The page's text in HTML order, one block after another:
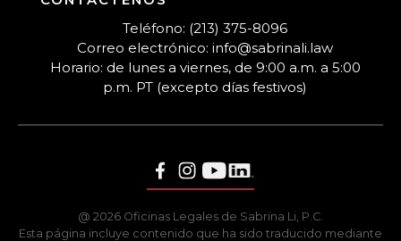
Teléfono: (213) 375-8096
Correo electrónico: info@sabrinali.law
Horario: de lunes a viernes, de 9:00 a.m. a 5:00
p.m. PT (excepto días festivos)
@ 2026 Oficinas Legales de Sabrina Li, P.C.
Esta página incluye contenido que ha sido traducido mediante